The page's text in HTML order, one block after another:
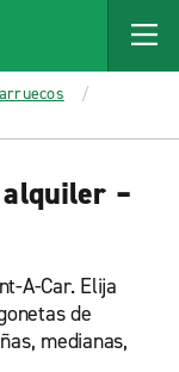
–
A-Car. Elija
de
medianas,